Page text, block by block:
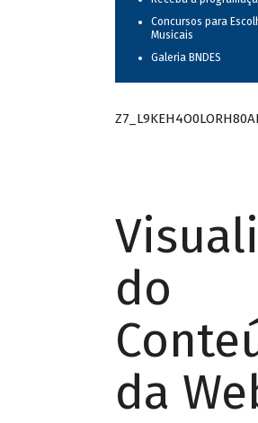
Concursos para
Musicais
Galeria BNDES
do
da